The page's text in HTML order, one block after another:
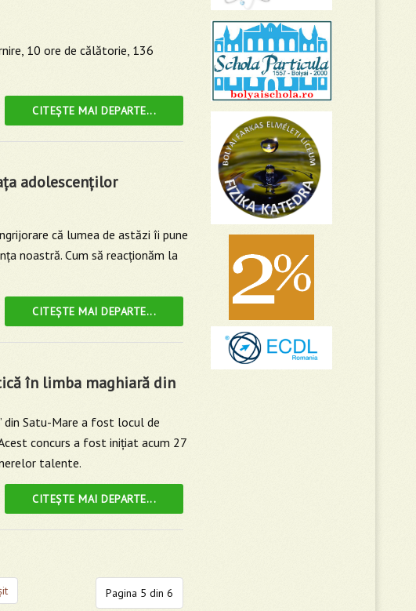
10 ore de călătorie, 136
CITEȘTE MAI DEPARTE...
adolescenţilor
că lumea de astăzi îi pune
noastră. Cum să reacţionăm la
CITEȘTE MAI DEPARTE...
în limba maghiară din
din Satu-Mare a fost locul de
concurs a fost iniţiat acum 27
talente.
CITEȘTE MAI DEPARTE...
Pagina 5 din 6